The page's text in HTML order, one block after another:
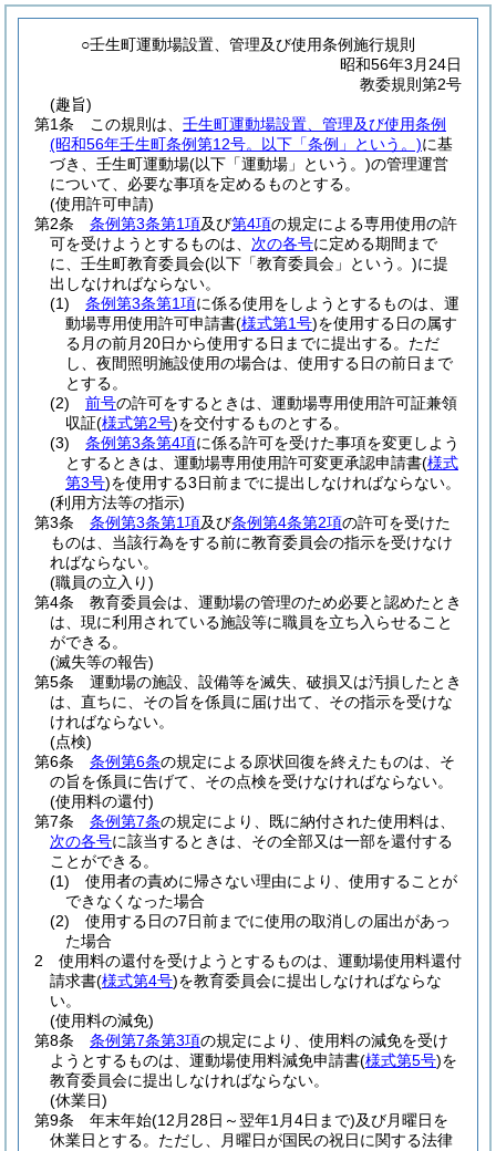
○壬生町運動場設置、管理及び使用条例施行規則
昭和56年3月24日
教委規則第2号
(趣旨)
第1条
この規則は、 壬生町運動場設置、管理及び使用条例
(昭和56年壬生町条例第12号。以下「条例」という。)に基
づき、壬生町運動場(以下「運動場」という。)の管理運営
について、必要な事項を定めるものとする。
(使用許可申請)
第2条
条例第3条第1項及び第4項の規定による専用使用の許
可を受けようとするものは、 次の各号に定める期間まで
に、壬生町教育委員会(以下「教育委員会」という。)に提
出しなければならない。
(1)
条例第3条第1項に係る使用をしようとするものは、運
動場専用使用許可申請書(様式第1号)を使用する日の属す
る月の前月20日から使用する日までに提出する。 ただ
し、夜間照明施設使用の場合は、使用する日の前日まで
とする。
(2)
前号の許可をするときは、運動場専用使用許可証兼領
収証(様式第2号)を交付するものとする。
(3)
条例第3条第4項に係る許可を受けた事項を変更しよう
とするときは、運動場専用使用許可変更承認申請書(様式
第3号)を使用する3日前までに提出しなければならない。
(利用方法等の指示)
第3条
条例第3条第1項及び条例第4条第2項の許可を受けた
ものは、当該行為をする前に教育委員会の指示を受けなけ
ればならない。
(職員の立入り)
第4条
教育委員会は、運動場の管理のため必要と認めたとき
は、現に利用されている施設等に職員を立ち入らせること
ができる。
(滅失等の報告)
第5条
運動場の施設、設備等を滅失、破損又は汚損したとき
は、直ちに、その旨を係員に届け出て、その指示を受けな
ければならない。
(点検)
第6条
条例第6条の規定による原状回復を終えたものは、そ
の旨を係員に告げて、その点検を受けなければならない。
(使用料の還付)
第7条
条例第7条の規定により、既に納付された使用料は、
次の各号に該当するときは、その全部又は一部を還付する
ことができる。
(1)
使用者の責めに帰さない理由により、使用することが
できなくなった場合
(2)
使用する日の7日前までに使用の取消しの届出があっ
た場合
2
使用料の還付を受けようとするものは、運動場使用料還付
請求書(様式第4号)を教育委員会に提出しなければならな
い。
(使用料の減免)
第8条
条例第7条第3項の規定により、使用料の減免を受け
ようとするものは、運動場使用料減免申請書(様式第5号)を
教育委員会に提出しなければならない。
(休業日)
第9条
年末年始(12月28日～翌年1月4日まで)及び月曜日を
休業日とする。 ただし、月曜日が国民の祝日に関する法律